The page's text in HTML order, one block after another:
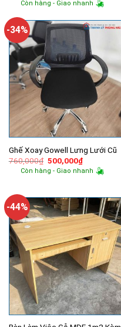
là:
tại
500,000₫.
Còn hàng - Giao nhanh
-34%
Ghế Xoay Gowell Lưng Lưới Cũ
760,000₫ Giá
gốc
là:
500,000₫Giá
hiện
tại
Còn hàng - Giao nhanh
-44%